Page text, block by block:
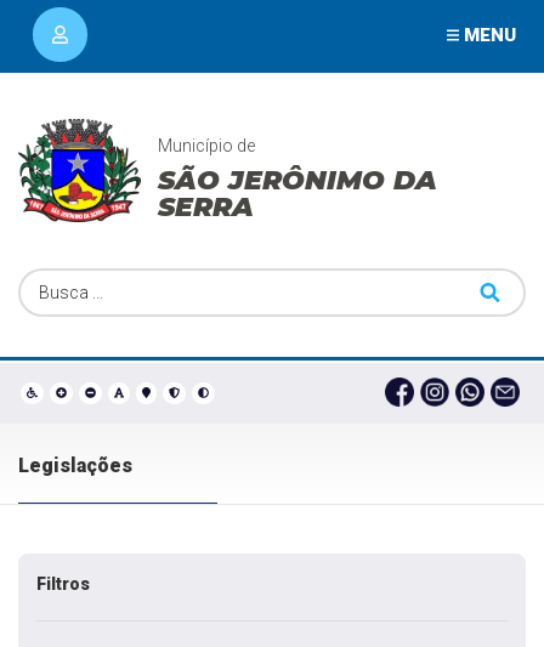
MENU
Município de
SÃO JERÔNIMO DA
SERRA
Legislações
Filtros